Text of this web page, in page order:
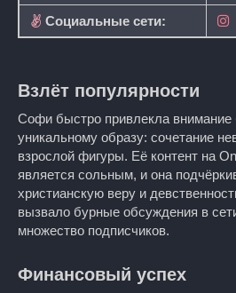
Социальные сети:
Взлёт популярности
Софи быстро привлекла внимание
уникальному образу: сочетание
взрослой фигуры. Её контент на
является сольным, и она
христианскую веру и
вызвало бурные обсуждения в
множество подписчиков.
Финансовый успех